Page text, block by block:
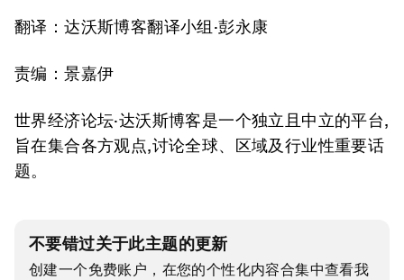
翻译：达沃斯博客翻译小组·彭永康
责编：景嘉伊
世界经济论坛·达沃斯博客是一个独立且中立的平台,
旨在集合各方观点,讨论全球、区域及行业性重要话
题。
不要错过关于此主题的更新
创建一个免费账户，在您的个性化内容合集中查看我